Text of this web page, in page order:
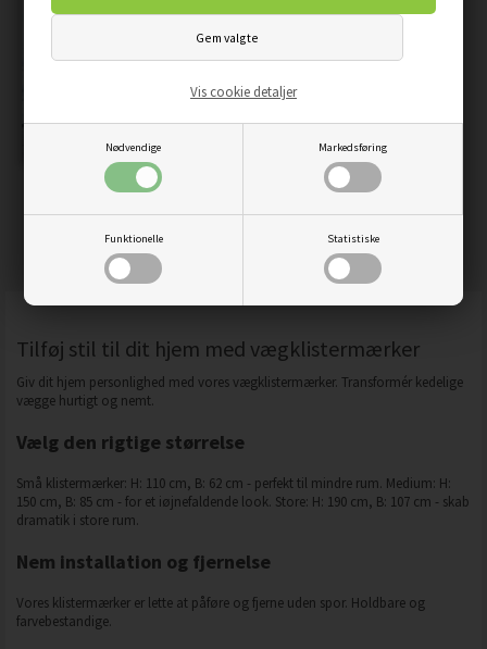
Nødvendige Markedsføring
Funktionelle Statistiske
Vis cookie detaljer
TRÆ MED STOR KRONE -
WALLSTICKERS
228,65 DKK
Tilføj stil til dit hjem med vægklistermærker
Giv dit hjem personlighed med vores vægklistermærker. Transformér kedelige
vægge hurtigt og nemt.
Vælg den rigtige størrelse
Små klistermærker: H: 110 cm, B: 62 cm - perfekt til mindre rum. Medium: H:
150 cm, B: 85 cm - for et iøjnefaldende look. Store: H: 190 cm, B: 107 cm - skab
dramatik i store rum.
Nem installation og fjernelse
Vores klistermærker er lette at påføre og fjerne uden spor. Holdbare og
farvebestandige.